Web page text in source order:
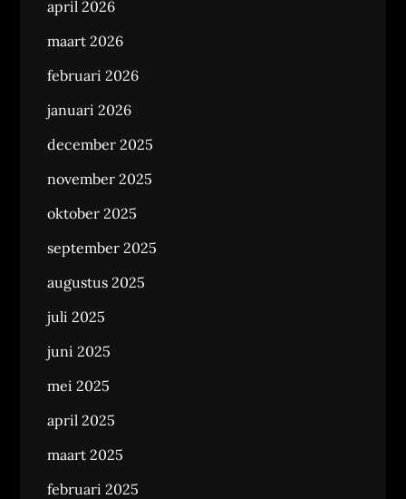
april 2026
maart 2026
februari 2026
januari 2026
december 2025
november 2025
oktober 2025
september 2025
augustus 2025
juli 2025
juni 2025
mei 2025
april 2025
maart 2025
februari 2025